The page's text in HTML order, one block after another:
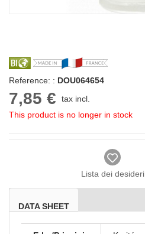
Reference: : DOU064654
7,85 €
tax incl.
This product is no longer in stock
Lista dei desideri
DATA SHEET